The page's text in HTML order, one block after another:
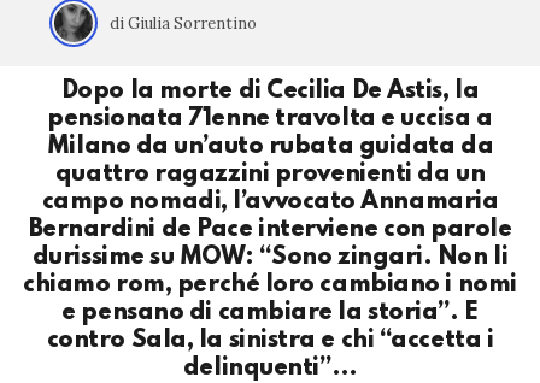
di Giulia Sorrentino
Dopo la morte di Cecilia De Astis, la
pensionata 71enne travolta e uccisa a
Milano da un’auto rubata guidata da
quattro ragazzini provenienti da un
campo nomadi, l’avvocato Annamaria
Bernardini de Pace interviene con parole
durissime su MOW: “Sono zingari. Non li
chiamo rom, perché loro cambiano i nomi
e pensano di cambiare la storia”. E
contro Sala, la sinistra e chi “accetta i
delinquenti”…